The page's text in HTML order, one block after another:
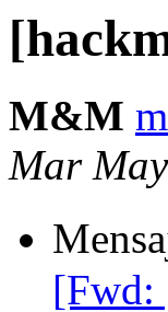
M&M
Mar
[Fwd: